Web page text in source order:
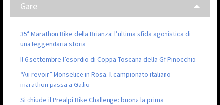
Gare
35ª Marathon Bike della Brianza: l’ultima sfida agonistica di
una leggendaria storia
Il 6 settembre l’esordio di Coppa Toscana della Gf Pinocchio
“Au revoir” Monselice in Rosa. Il campionato italiano
marathon passa a Gallio
Si chiude il Prealpi Bike Challenge: buona la prima